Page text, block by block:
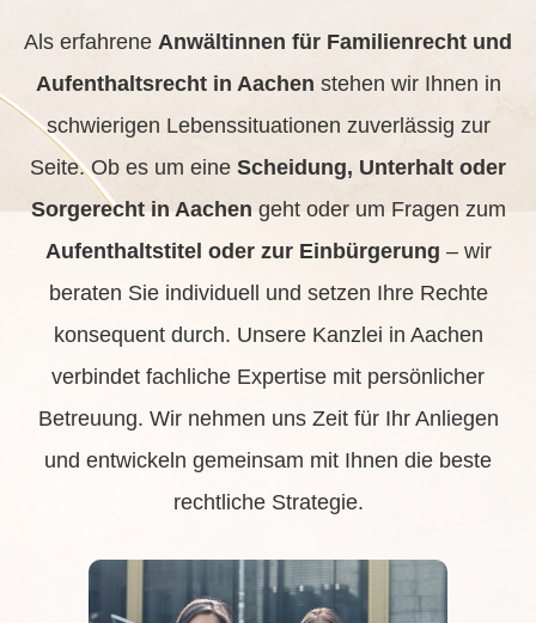
Als erfahrene Anwältinnen für Familienrecht und
Aufenthaltsrecht in Aachen stehen wir Ihnen in
schwierigen Lebenssituationen zuverlässig zur
Seite. Ob es um eine Scheidung, Unterhalt oder
Sorgerecht in Aachen geht oder um Fragen zum
Aufenthaltstitel oder zur Einbürgerung – wir
beraten Sie individuell und setzen Ihre Rechte
konsequent durch. Unsere Kanzlei in Aachen
verbindet fachliche Expertise mit persönlicher
Betreuung. Wir nehmen uns Zeit für Ihr Anliegen
und entwickeln gemeinsam mit Ihnen die beste
rechtliche Strategie.